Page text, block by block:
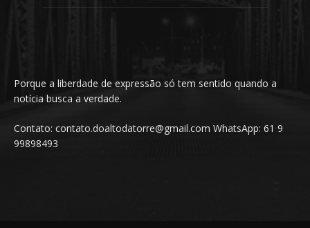
Porque a liberdade de expressão só tem sentido quando a
notícia busca a verdade.
Contato: contato.doaltodatorre@gmail.com WhatsApp: 61 9
99898493